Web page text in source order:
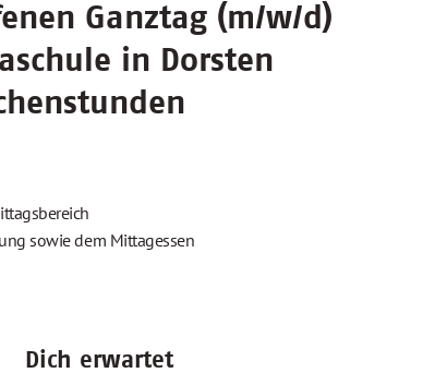
Ganztag (m/w/d)
in Dorsten
sowie dem Mittagessen
Dich erwartet